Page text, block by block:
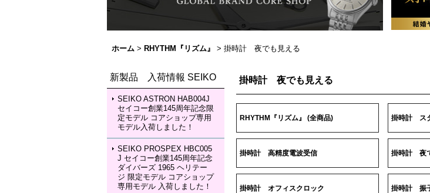
ホーム > RHYTHM『リズム』 > 掛時計 夜でも見える
新製品 入荷情報 SEIKO
SEIKO ASTRON HAB004J
セイコー創業145周年記念限
定モデル コアショップ専用
モデル入荷しました！
SEIKO PROSPEX HBC005
J セイコー創業145周年記念
ダイバーズ 1965 ヘリテー
ジ 限定モデル コアショップ
専用モデル 入荷しました！
掛時計 夜でも見える
RHYTHM『リズム』 (全商品) 掛時計 ス
掛時計 高精度電波受信 掛時計 夜
掛時計 オフィスクロック 掛時計 振